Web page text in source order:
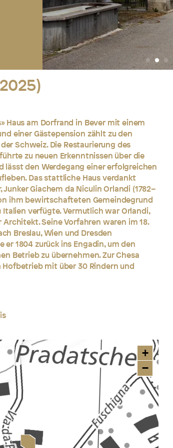
Haus am Dorfrand in Bever mit einem
einer Gästepension zählt zu den
Schweiz. Die Restaurierung des
zu neuen Erkenntnissen über die
lässt den Werdegang einer erfolgreichen
Das stattliche Haus verdankt
Giachem da Niculin Orlandi (1782–
ihm bewirtschafteten Gemeindegrund
Italien verfügte. Vermutlich war Orlandi,
Seine Vorfahren waren im 18.
Breslau, Wien und Dresden
1804 zurück ins Engadin, um den
Betrieb zu übernehmen. Zur Chesa
mit über 30 Rindern und
+
−